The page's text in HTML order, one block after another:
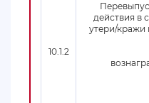
10.1.2
действия в
утери/кражи